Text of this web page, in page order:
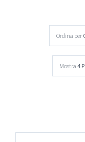
Ordina per
Mostra 4